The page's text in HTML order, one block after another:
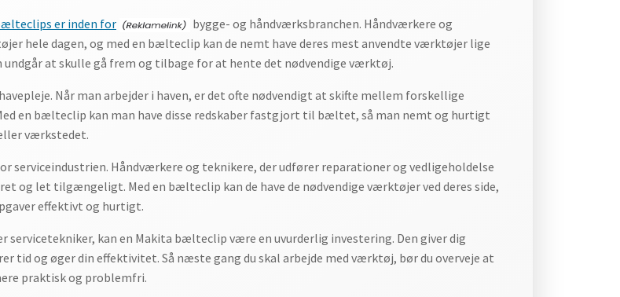
er inden for
bygge- og håndværksbranchen. Håndværkere og
hele dagen, og med en bælteclip kan de nemt have deres mest anvendte værktøjer lige
at skulle gå frem og tilbage for at hente det nødvendige værktøj.
Når man arbejder i haven, er det ofte nødvendigt at skifte mellem forskellige
en bælteclip kan man have disse redskaber fastgjort til bæltet, så man nemt og hurtigt
værkstedet.
serviceindustrien. Håndværkere og teknikere, der udfører reparationer og vedligeholdelse
og let tilgængeligt. Med en bælteclip kan de have de nødvendige værktøjer ved deres side,
effektivt og hurtigt.
servicetekniker, kan en Makita bælteclip være en uvurderlig investering. Den giver dig
tid og øger din effektivitet. Så næste gang du skal arbejde med værktøj, bør du overveje at
praktisk og problemfri.